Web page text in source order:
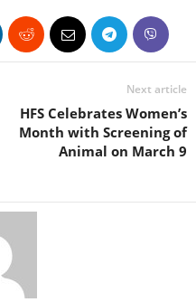
Next article
HFS Celebrates Women’s
Month with Screening of
Animal on March 9